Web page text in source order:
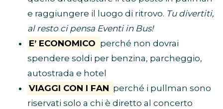
e raggiungere il luogo di ritrovo. Tu divertiti,
al resto ci pensa Eventi in Bus!
E’ ECONOMICO perché non dovrai
spendere soldi per benzina, parcheggio,
autostrada e hotel
VIAGGI CON I FAN perché i pullman sono
riservati solo a chi è diretto al concerto